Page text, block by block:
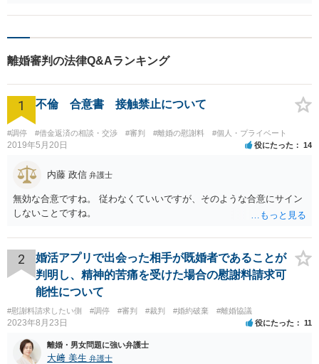
況を詳細に説明する必要があるので、相談者様の心身の状態を十分に
留意ください。 よろしくお願いいたします。
離婚審判の法律Q&Aランキング
1 不倫 合意書 接触禁止について
#調停 #借金返済の相談・交渉 #審判 #離婚の慰謝料 #個人・プライベート
2019年5月20日 役にたった 14
内藤 政信 弁護士
無効な合意ですね。 従わなくていいですが、そのような合意にサイン
しないことですね。
2
婚活アプリで出会った相手が既婚者であることが
判明し、精神的苦痛を受けた場合の慰謝料請求可
能性について
#慰謝料請求したい側 #調停 #審判 #裁判 #婚約破棄 #離婚協議
2023年8月23日 役にたった 11
離婚・男女問題に強い弁護士
大﨑 美生 弁護士